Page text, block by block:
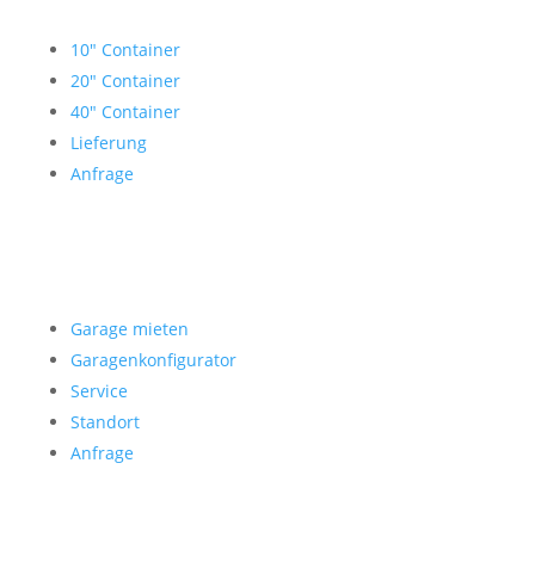
10″ Container
20″ Container
40″ Container
Lieferung
Anfrage
Garage mieten
Garagenkonfigurator
Service
Standort
Anfrage